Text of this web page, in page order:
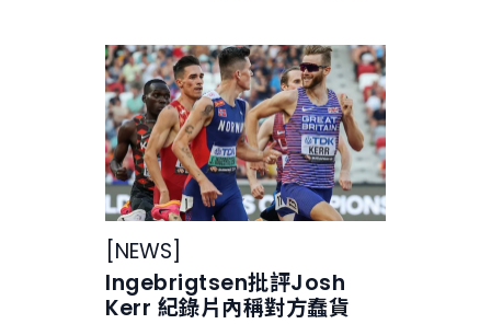
NEWS
Ingebrigtsen批評Josh
Kerr 紀錄片內稱對方蠢貨